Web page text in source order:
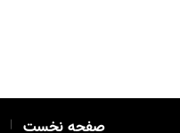
صفحه نخست |